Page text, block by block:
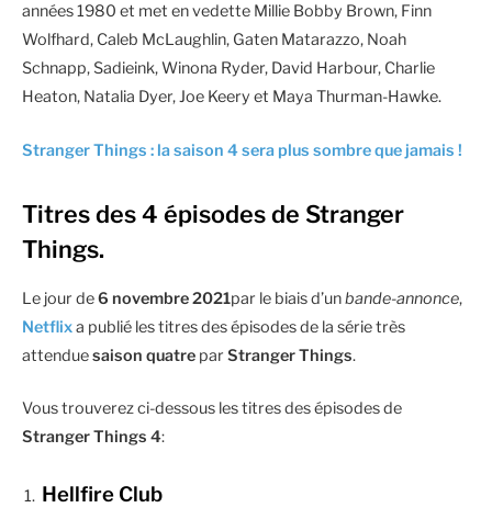
années 1980 et met en vedette Millie Bobby Brown, Finn
Wolfhard, Caleb McLaughlin, Gaten Matarazzo, Noah
Schnapp, Sadieink, Winona Ryder, David Harbour, Charlie
Heaton, Natalia Dyer, Joe Keery et Maya Thurman-Hawke.
Stranger Things : la saison 4 sera plus sombre que jamais !
Titres des 4 épisodes de Stranger
Things.
Le jour de6 novembre 2021par le biais d’unbande-annonce,
Netflixa publié les titres des épisodes de la série très
attenduesaison quatre par Stranger Things.
Vous trouverez ci-dessous les titres des épisodes de
Stranger Things 4:
Hellfire Club